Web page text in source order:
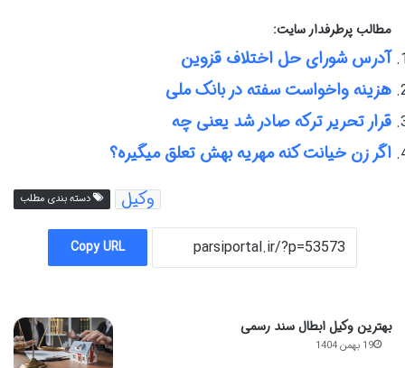
مطالب پرطرفدار سایت:
آدرس شورای حل اختلاف قزوین
هزینه واخواست سفته در بانک ملی
قرار تحریر ترکه صادر شد یعنی چه
اگر زن خیانت کنه مهریه بهش تعلق میگیره؟
دسته بندی مطلب وکیل
Copy URL
بهترین وکیل ابطال سند رسمی
19 بهمن 1404